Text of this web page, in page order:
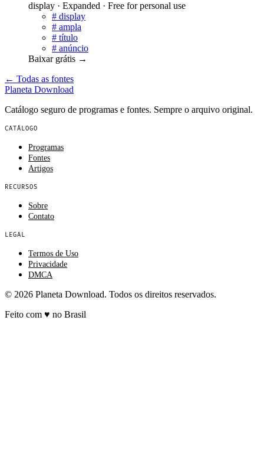
display · Expanded · Free for personal use
# display
# ampla
# título
# anúncio
Baixar grátis →
← Todas as fontes
Planeta Download
Catálogo seguro de programas e fontes. Sempre o arquivo original.
CATÁLOGO
Programas
Fontes
Artigos
RECURSOS
Sobre
Contato
LEGAL
Termos de Uso
Privacidade
DMCA
© 2026 Planeta Download. Todos os direitos reservados.
Feito com ♥ no Brasil